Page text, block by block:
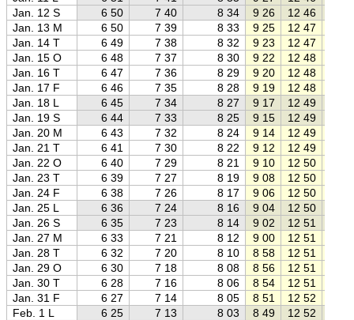
Jan. 12 S
6 50 7 40 8 34 9 26 12 46
Jan. 13 M
6 50 7 39 8 33 9 25 12 47
Jan. 14 T
6 49 7 38 8 32 9 23 12 47
Jan. 15 O
6 48 7 37 8 30 9 22 12 48
Jan. 16 T
6 47 7 36 8 29 9 20 12 48
Jan. 17 F
6 46 7 35 8 28 9 19 12 48
Jan. 18 L
6 45 7 34 8 27 9 17 12 49
Jan. 19 S
6 44 7 33 8 25 9 15 12 49
Jan. 20 M
6 43 7 32 8 24 9 14 12 49
Jan. 21 T
6 41 7 30 8 22 9 12 12 49
Jan. 22 O
6 40 7 29 8 21 9 10 12 50
Jan. 23 T
6 39 7 27 8 19 9 08 12 50
Jan. 24 F
6 38 7 26 8 17 9 06 12 50
Jan. 25 L
6 36 7 24 8 16 9 04 12 50
Jan. 26 S
6 35 7 23 8 14 9 02 12 51
Jan. 27 M
6 33 7 21 8 12 9 00 12 51
Jan. 28 T
6 32 7 20 8 10 8 58 12 51
Jan. 29 O
6 30 7 18 8 08 8 56 12 51
Jan. 30 T
6 28 7 16 8 06 8 54 12 51
Jan. 31 F
6 27 7 14 8 05 8 51 12 52
Feb. 1 L
6 25 7 13 8 03 8 49 12 52